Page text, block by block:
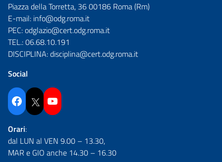
Piazza della Torretta, 36 00186 Roma (Rm)
E-mail: info@odg.roma.it
PEC:odglazio@cert.odg.roma.it
TEL.:06.68.10.191
DISCIPLINA:disciplina@cert.odg.roma.it
Social
Facebook Twitter YouTube
Orari:
dal LUN al VEN 9.00 – 13.30,
MAR e GIO anche 14.30 – 16.30